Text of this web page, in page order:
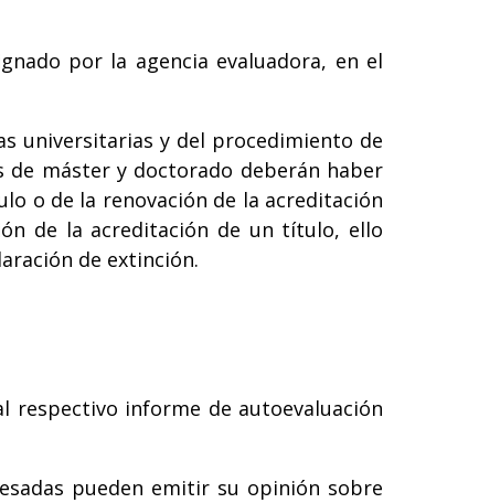
por la agencia evaluadora, en el
universitarias y del procedimiento de
de máster y doctorado deberán haber
o de la renovación de la acreditación
de la acreditación de un título, ello
de extinción.
respectivo informe de autoevaluación
pueden emitir su opinión sobre